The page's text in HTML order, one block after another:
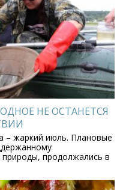
НЕ ОСТАНЕТСЯ
– жаркий июль. Плановые
продолжались в